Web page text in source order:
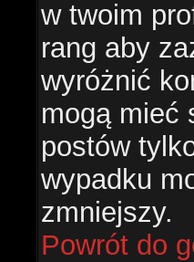
w twoim
rang aby
wyróżnić
mogą mieć
postów
wypadku
zmniejszy.
Powrót do